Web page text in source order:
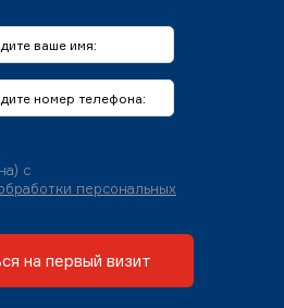
с
персональных
на первый визит